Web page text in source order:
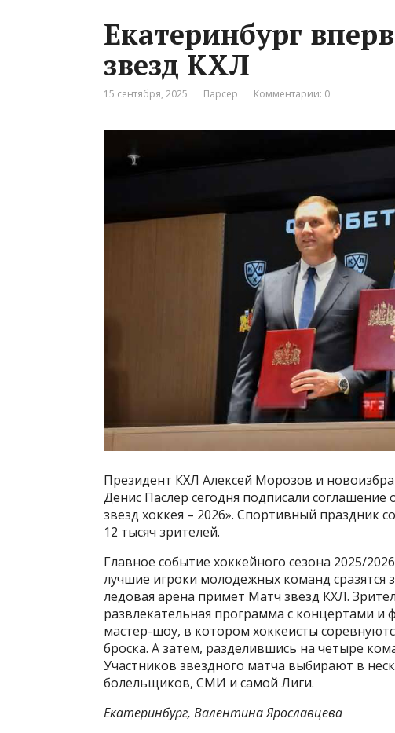
Екатеринбург
звезд КХЛ
15 сентября, 2025 Парсер Комментарии: 0
Президент КХЛ Алексей Морозов и
Денис Паслер сегодня подписали
звезд хоккея – 2026». Спортивный праздник
12 тысяч зрителей.
Главное событие хоккейного сезона 2025/
лучшие игроки молодежных команд сразятся
ледовая арена примет Матч звезд КХЛ.
развлекательная программа с концертами
мастер-шоу, в котором хоккеисты
броска. А затем, разделившись на четыре
Участников звездного матча выбирают в
болельщиков, СМИ и самой Лиги.
Екатеринбург, Валентина Ярославцева